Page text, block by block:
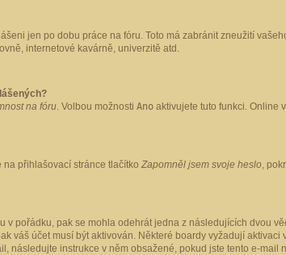
jen po dobu práce na fóru. Toto má zabránit zneužití
internetové kavárně, univerzitě atd.
na fóru. Volbou možnosti Ano aktivujete tuto funkci. Online
přihlašovací stránce tlačítko Zapomněl jsem svoje heslo,
pořádku, pak se mohla odehrát jedna z následujících dvou
váš účet musí být aktivován. Některé boardy vyžadují
následujte instrukce v něm obsažené, pokud jste tento e-